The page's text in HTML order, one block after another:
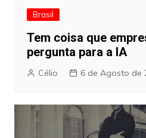
Brasil
Tem coisa que
pergunta para a IA
Célio 6 de Agosto de